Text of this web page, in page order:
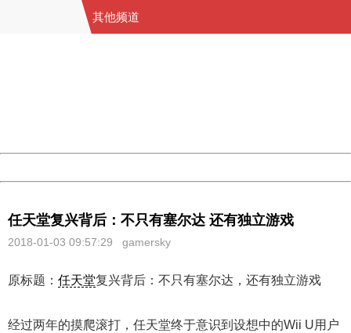
其他频道
任天堂复兴背后：不只有塞尔达 还有独立游戏
2018-01-03 09:57:29 gamersky
原标题： 任天堂复兴背后：不只有塞尔达，还有独立游戏
经过两年的摸爬滚打，任天堂终于意识到设想中的Wii U用户